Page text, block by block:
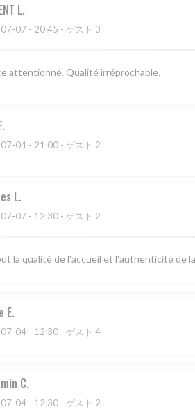
L
07 - 20:45 - ゲスト 3
attentionné. Qualité irréprochable.
04 - 21:00 - ゲスト 2
L
07 - 12:30 - ゲスト 2
la qualité de l'accueil et l'authenticité de
E
04 - 12:30 - ゲスト 4
C
04 - 12:30 - ゲスト 2